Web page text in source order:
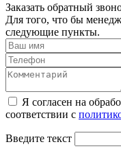
Заказать обратный
Для того, что бы
следующие пункты.
Я согласен на
соответствии с
Введите текст